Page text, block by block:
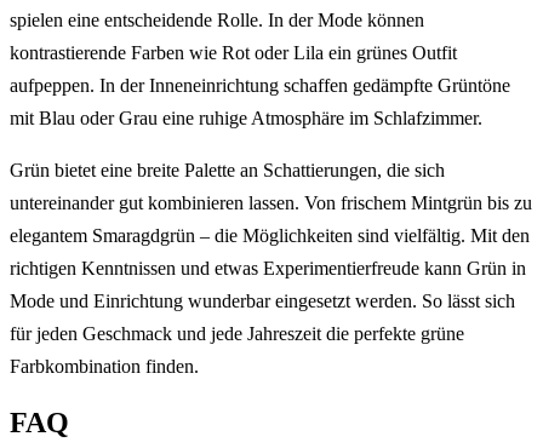
spielen eine entscheidende Rolle. In der Mode können
kontrastierende Farben wie Rot oder Lila ein grünes Outfit
aufpeppen. In der Inneneinrichtung schaffen gedämpfte Grüntöne
mit Blau oder Grau eine ruhige Atmosphäre im Schlafzimmer.
Grün bietet eine breite Palette an Schattierungen, die sich
untereinander gut kombinieren lassen. Von frischem Mintgrün bis zu
elegantem Smaragdgrün – die Möglichkeiten sind vielfältig. Mit den
richtigen Kenntnissen und etwas Experimentierfreude kann Grün in
Mode und Einrichtung wunderbar eingesetzt werden. So lässt sich
für jeden Geschmack und jede Jahreszeit die perfekte grüne
Farbkombination finden.
FAQ